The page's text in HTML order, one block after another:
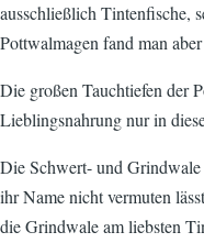
ausschließlich Tintenfische,
Pottwalmagen fand man
Die großen Tauchtiefen der
Lieblingsnahrung nur in
Die Schwert- und
ihr Name nicht vermuten
die Grindwale am liebsten